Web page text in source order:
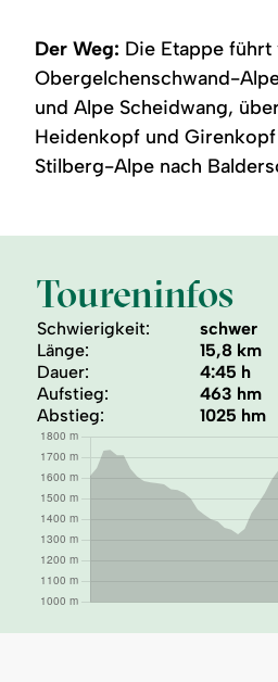
im
Allgäu
in
Balderschwang
Der Weg: Die Etappe
Obergelchenschwand-
und Alpe Scheidwang,
Heidenkopf und
Stilberg-Alpe nach
Toureninfos
Schwierigkeit:
schwer
Länge:
15,8 km
Dauer:
4:45 h
Aufstieg:
463 hm
Abstieg:
1025 hm